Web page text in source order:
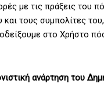
με τις πράξεις του
και τους συμπολίτες
στο Χρήστο
ανάρτηση του